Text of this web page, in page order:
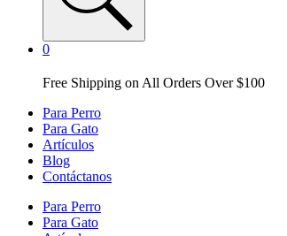
0
Free Shipping on All Orders Over $100
Para Perro
Para Gato
Artículos
Blog
Contáctanos
Para Perro
Para Gato